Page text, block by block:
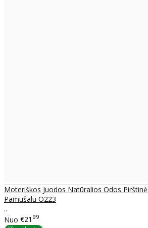
Moteriškos Juodos Natūralios Odos
Pamušalu O223
..
Nuo €21 99